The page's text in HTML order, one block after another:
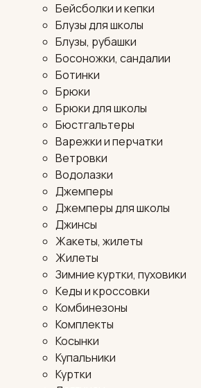
Бейсболки и кепки
Блузы для школы
Блузы, рубашки
Босоножки, сандалии
Ботинки
Брюки
Брюки для школы
Бюстгальтеры
Варежки и перчатки
Ветровки
Водолазки
Джемперы
Джемперы для школы
Джинсы
Жакеты, жилеты
Жилеты
Зимние куртки, пуховики
Кеды и кроссовки
Комбинезоны
Комплекты
Косынки
Купальники
Куртки